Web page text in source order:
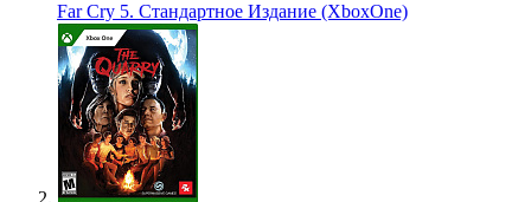
Far Cry 5. Стандартное Издание (XboxOne)